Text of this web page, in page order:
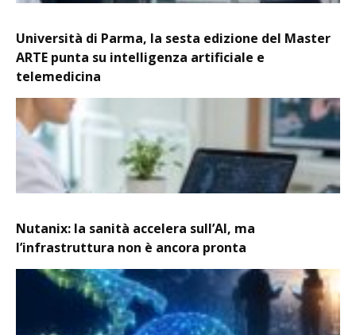
Università di Parma, la sesta edizione del Master
ARTE punta su intelligenza artificiale e
telemedicina
Nutanix: la sanità accelera sull’AI, ma
l’infrastruttura non è ancora pronta